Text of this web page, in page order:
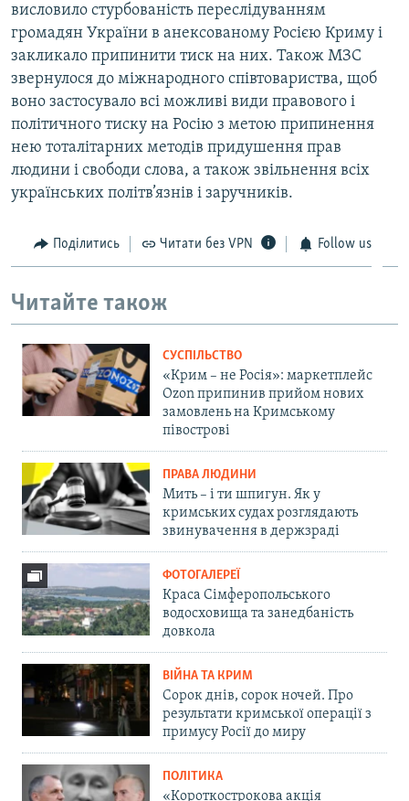
висловило стурбованість переслідуванням
громадян України в анексованому Росією Криму і
закликало припинити тиск на них. Також МЗС
звернулося до міжнародного співтовариства, щоб
воно застосувало всі можливі види правового і
політичного тиску на Росію з метою припинення
нею тоталітарних методів придушення прав
людини і свободи слова, а також звільнення всіх
українських політв’язнів і заручників.
Поділитись Читати без VPN Follow us
Читайте також
СУСПІЛЬСТВО
«Крим – не Росія»: маркетплейс
Ozon припинив прийом нових
замовлень на Кримському
півострові
ПРАВА ЛЮДИНИ
Мить – і ти шпигун. Як у
кримських судах розглядають
звинувачення в держзраді
ФОТОГАЛЕРЕЇ
Краса Сімферопольського
водосховища та занедбаність
довкола
ВІЙНА ТА КРИМ
Сорок днів, сорок ночей. Про
результати кримської операції з
примусу Росії до миру
ПОЛІТИКА
«Короткострокова акція